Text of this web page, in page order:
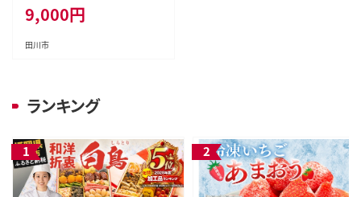
苺 福岡高級 フルーツ お取り寄
せ ご当地グルメ 福岡土産 取り寄
せ グルメ 福岡県 食品 社会福祉
9,000円
田川市
ランキング